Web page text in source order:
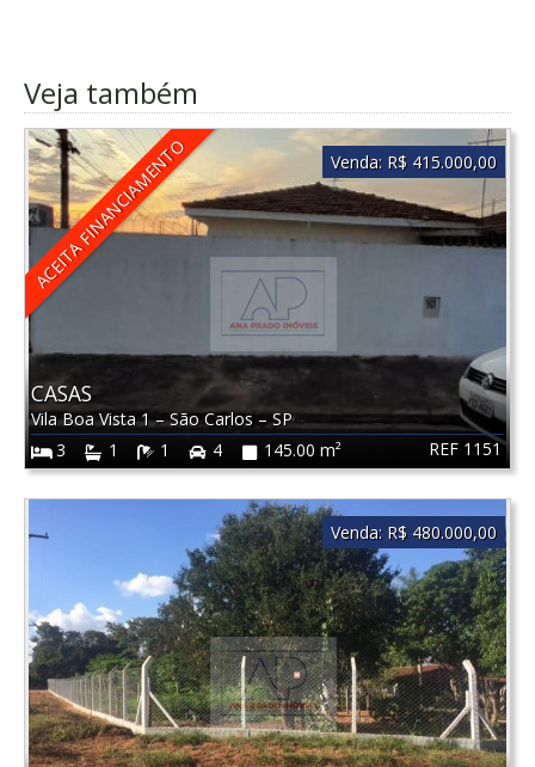
Veja também
ACEITA FINANCIAMENTO
REF 1151
CASAS
Vila Boa Vista 1–São Carlos–SP
3
1 1 4 145.00 m²
Venda: R$ 415.000,00
Venda: R$ 480.000,00